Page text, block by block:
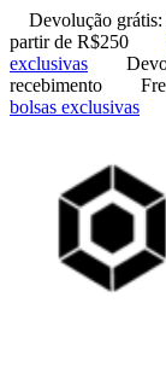
Devolução
partir de R$250
exclusivas
recebimento
bolsas exclusivas